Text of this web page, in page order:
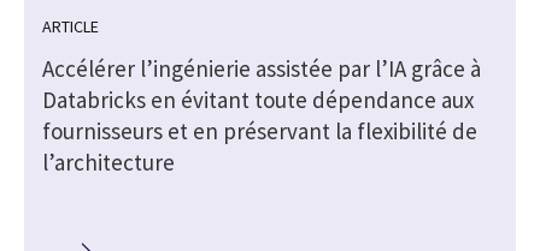
ARTICLE
Accélérer l’ingénierie assistée par l’IA grâce à
Databricks en évitant toute dépendance aux
fournisseurs et en préservant la flexibilité de
l’architecture